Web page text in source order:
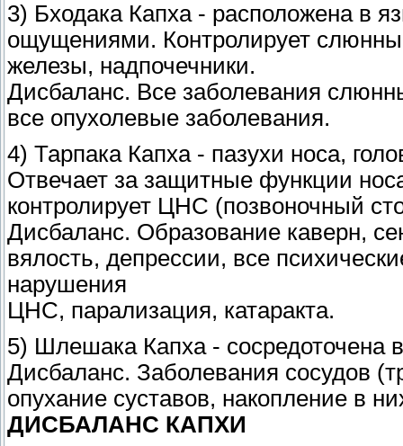
3) Бходака Капха - расположена в
ощущениями. Контролирует
железы, надпочечники.
Дисбаланс. Все заболевания
все опухолевые заболевания.
4) Тарпака Капха - пазухи носа,
Отвечает за защитные функции
контролирует ЦНС (позвоночный
Дисбаланс. Образование каверн,
вялость, депрессии, все
нарушения
ЦНС, парализация, катаракта.
5) Шлешака Капха - сосредоточена
Дисбаланс. Заболевания сосудов
опухание суставов, накопление в
ДИСБАЛАНС КАПХИ